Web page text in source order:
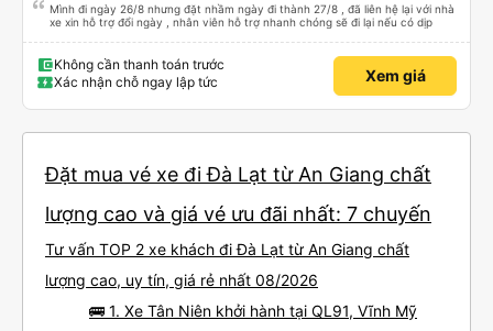
Mình đi ngày 26/8 nhưng đặt nhầm ngày đi thành 27/8 , đã liên hệ lại với nhà
xe xin hỗ trợ đổi ngày , nhân viên hỗ trợ nhanh chóng sẽ đi lại nếu có dịp
Không cần thanh toán trước
Xác nhận chỗ ngay lập tức
Xem giá
Đặt mua vé xe đi Đà Lạt từ An Giang chất
lượng cao và giá vé ưu đãi nhất: 7 chuyến
Tư vấn TOP 2 xe khách đi Đà Lạt từ An Giang chất
lượng cao, uy tín, giá rẻ nhất 08/2026
🚌 1. Xe Tân Niên khởi hành tại QL91, Vĩnh Mỹ